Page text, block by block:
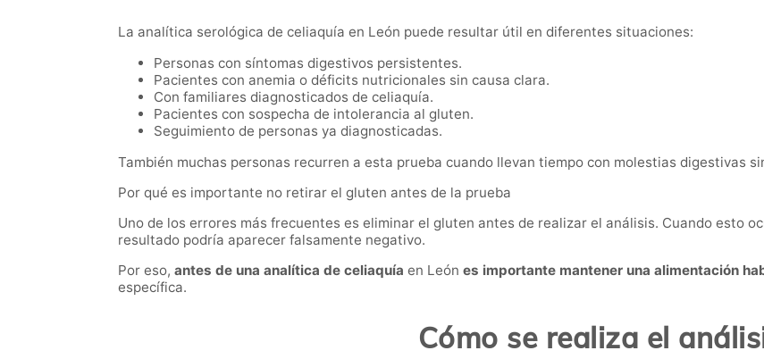
La analítica serológica de celiaquía en León puede resultar útil en diferentes situaciones:
Personas con síntomas digestivos persistentes.
Pacientes con anemia o déficits nutricionales sin causa clara.
Con familiares diagnosticados de celiaquía.
Pacientes con sospecha de intolerancia al gluten.
Seguimiento de personas ya diagnosticadas.
También muchas personas recurren a esta prueba cuando llevan tiempo con molestias digestivas
Por qué es importante no retirar el gluten antes de la prueba
Uno de los errores más frecuentes es eliminar el gluten antes de realizar el análisis. Cuando esto
resultado podría aparecer falsamente negativo.
Por eso, antes de una analítica de celiaquía en León es importante mantener una alimentación
específica.
Cómo se realiza el